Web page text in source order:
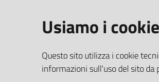
SEGUICI SU
facebookYouTubeInstagramLinkedin
Usiamo i cookie
Questo sito utilizza i cookie
informazioni sull'uso del sito